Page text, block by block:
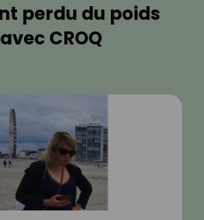
perdu du poids
avec CROQ